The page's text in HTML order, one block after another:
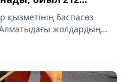
қызметінің баспасөз
жолдардың
қалалық мобилділік
Ғани Мырзаханов